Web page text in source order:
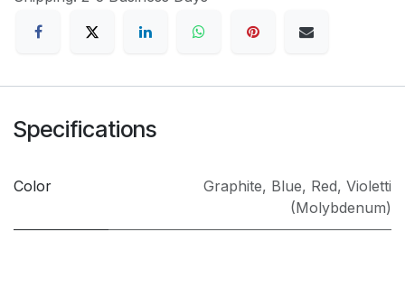
Specifications
Color Graphite, Blue, Red, Violetti
(Molybdenum)